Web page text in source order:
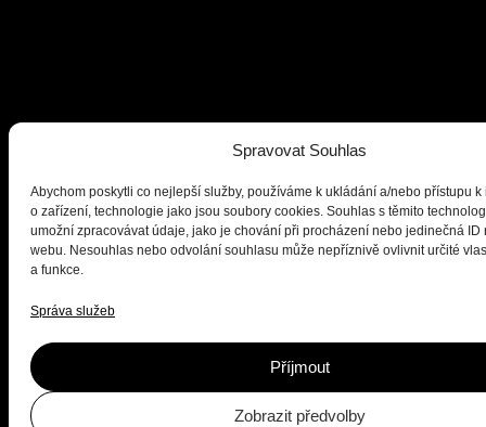
Spravovat Souhlas
Abychom poskytli co nejlepší služby, používáme k ukládání a/nebo přístupu k
o zařízení, technologie jako jsou soubory cookies. Souhlas s těmito
umožní zpracovávat údaje, jako je chování při procházení nebo jedinečná ID
webu. Nesouhlas nebo odvolání souhlasu může nepříznivě ovlivnit určité
a funkce.
Správa služeb
Příjmout
Zobrazit předvolby